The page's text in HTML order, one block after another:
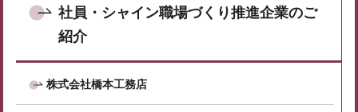
社員・シャイン職場づくり推進企業のご
紹介
株式会社橋本工務店